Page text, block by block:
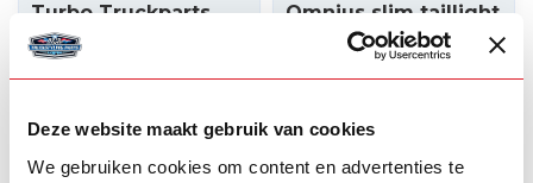
Deze website maakt gebruik van cookies
We gebruiken cookies om content en advertenties te
Turbo Truckparts
Renault T Roof
Spoiler Lightbar
390,00 Op voorraad
Product bekijken
Omnius slim taillight
Frame Dubbel -
horizontaal
Product bekijken